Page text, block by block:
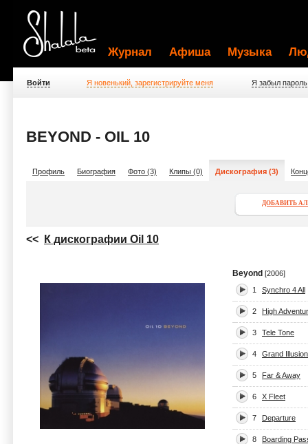
Журнал Афиша Музыка
Войти Я новенький, зарегистрируйте меня Я забыл пароль
BEYOND - OIL 10
Профиль Биография Фото (3) Клипы (0) Дискография (3)
ДОБАВИТЬ
<< К дискографии Oil 10
Beyond [2006]
1
Synchro 4 All
2 High
3 Tele Tone
4 Grand Illusion
5 Far & Away
6 X Fleet
7 Departure
8 Boarding